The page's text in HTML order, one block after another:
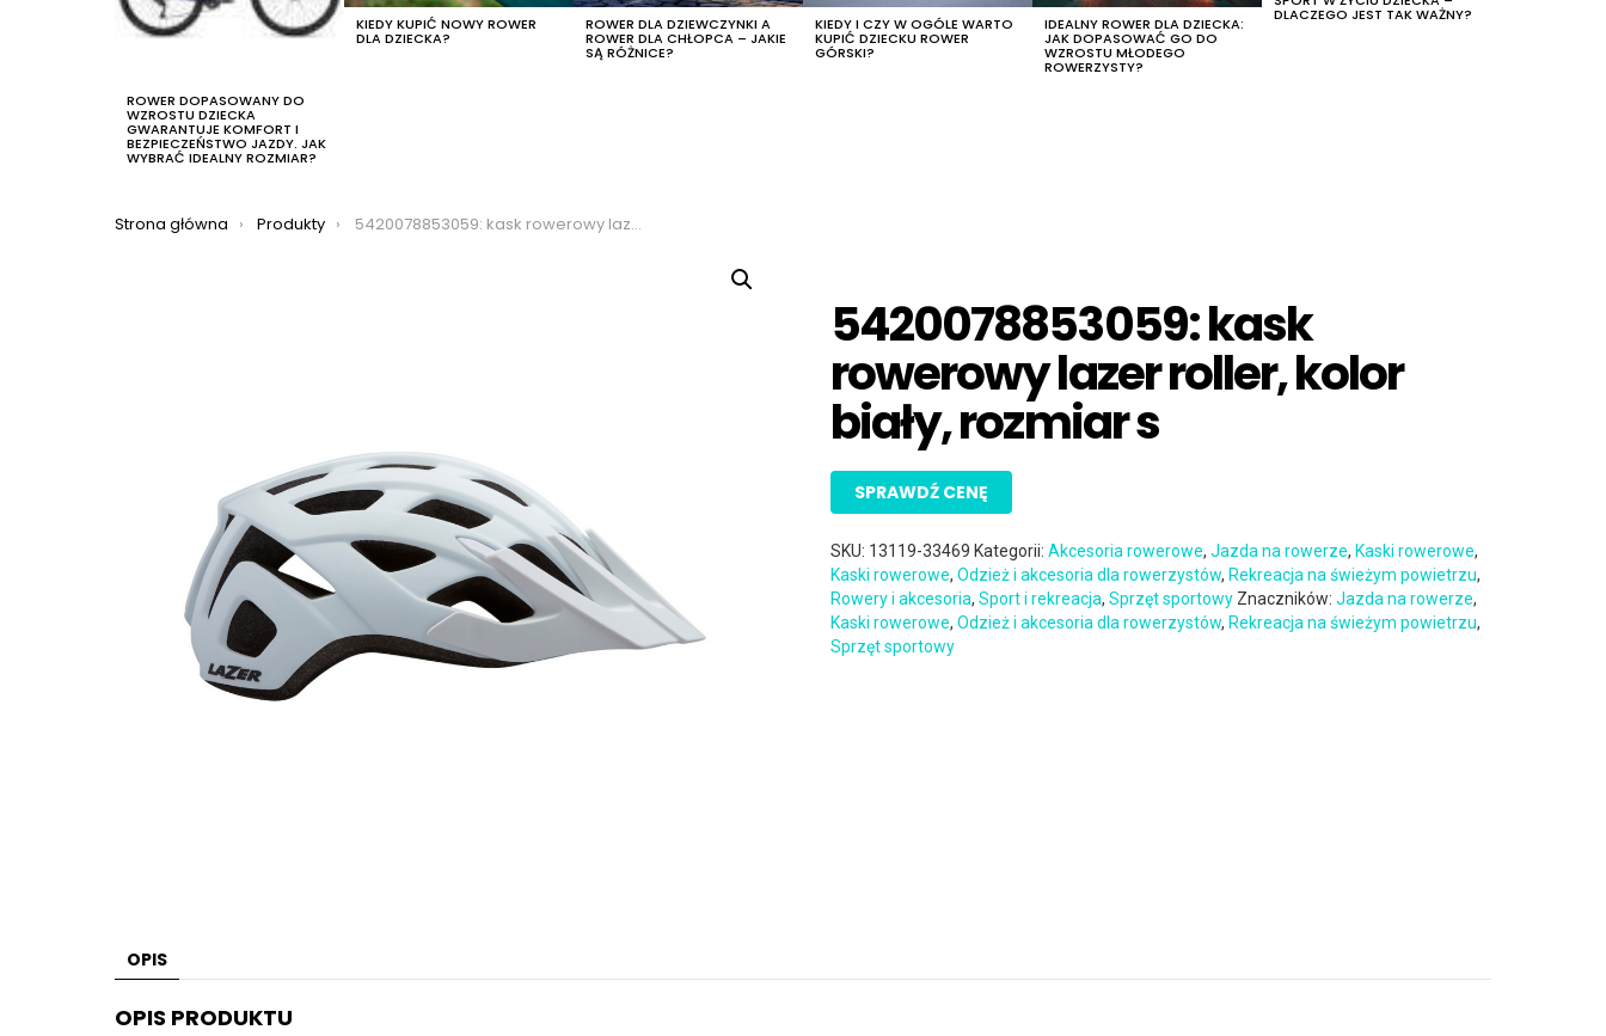
ROWER DOPASOWANY DO
WZROSTU DZIECKA
GWARANTUJE KOMFORT I
BEZPIECZEŃSTWO JAZDY. JAK
WYBRAĆ IDEALNY ROZMIAR?
KIEDY KUPIĆ NOWY ROWER
DLA DZIECKA?
ROWER DLA DZIEWCZYNKI A
ROWER DLA CHŁOPCA – JAKIE
SĄ RÓŻNICE?
KIEDY I CZY W OGÓLE WARTO
KUPIĆ DZIECKU ROWER
GÓRSKI?
IDEALNY ROWER DLA DZIECKA:
JAK DOPASOWAĆ GO DO
WZROSTU MŁODEGO
ROWERZYSTY?
DLACZEGO JEST TAK WAŻNY?
Jesteś tutaj:
Strona główna Produkty 5420078853059: kask rowerowy lazer roller, kolor biały, rozmiar s
5420078853059: kask
rowerowy lazer roller, kolor
biały, rozmiar s
SPRAWDŹ CENĘ
SKU: 13119-33469 Kategorii:Akcesoria rowerowe,Jazda na rowerze, Kaski rowerowe,
Kaski rowerowe,Odzież i akcesoria dla rowerzystów, Rekreacja na świeżym powietrzu,
Rowery i akcesoria,Sport i rekreacja,Sprzęt sportowy Znaczników:Jazda na rowerze,
Kaski rowerowe,Odzież i akcesoria dla rowerzystów, Rekreacja na świeżym powietrzu,
Sprzęt sportowy
OPIS
OPIS PRODUKTU